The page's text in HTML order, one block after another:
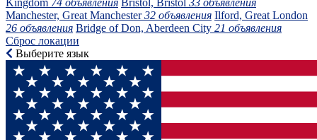
Kingdom 74 объявления Bristol, Bristol 33 объявления
Manchester, Great Manchester32 объявления Ilford, Great London
26 объявления Bridge of Don, Aberdeen City 21 объявления
Сброс локации
Выберите язык